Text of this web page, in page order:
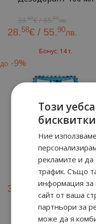
33.69€ / 65.89лв.
28.58€ / 55.90лв.
Бонус: 14 т.
до -9%
Афтършейв 100 мл
€ / 85.90лв.
39. € / 77.90лв.
Бонус: 20 т.
Този
бисквитки
Ние
рекламите и
трафик. Също
информация за
сайт от ваша
партньори за
може да я